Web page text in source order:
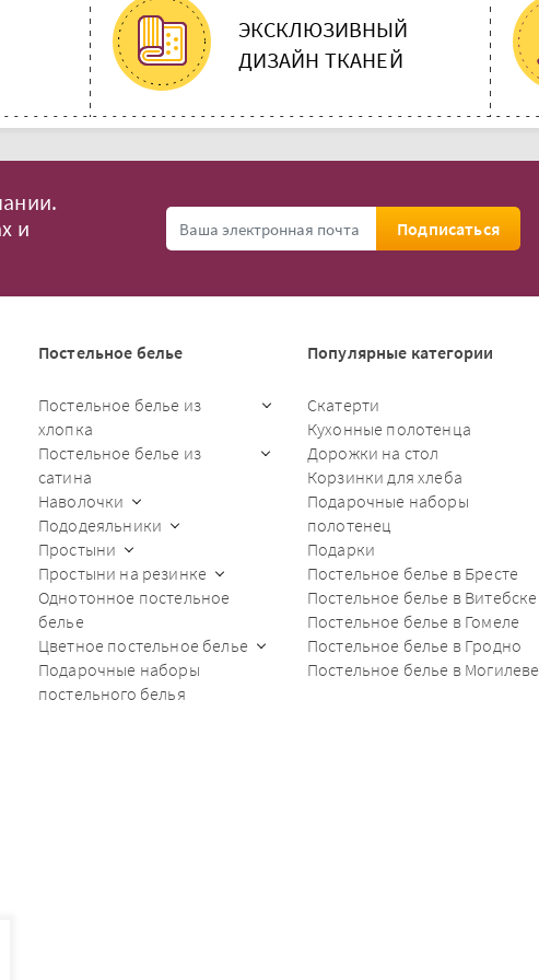
ЭКСКЛЮЗИВНЫЙ
ДИЗАЙН ТКАНЕЙ
и
Подписаться
Постельное белье
Постельное белье из
хлопка
Постельное белье из
сатина
Наволочки
Пододеяльники
Простыни
Простыни на резинке
Однотонное постельное
белье
Цветное постельное белье
Подарочные наборы
постельного белья
Популярные категории
Скатерти
Кухонные полотенца
Дорожки на стол
Корзинки для хлеба
Подарочные наборы
полотенец
Подарки
Постельное белье в Бресте
Постельное белье в Витебске
Постельное белье в Гомеле
Постельное белье в Гродно
Постельное белье в Могилеве